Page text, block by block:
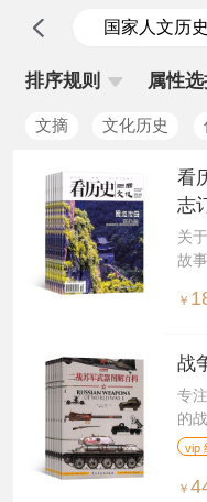
排序规则 属性
文摘 文化历史
看
志
关
故
￥
战
专
的
vip
￥